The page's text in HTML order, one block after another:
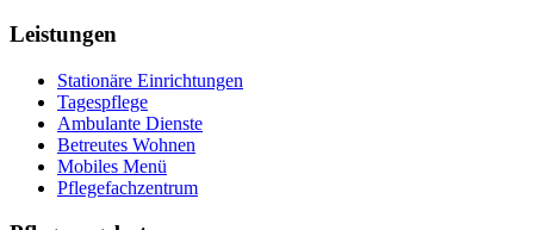
Leistungen
Stationäre Einrichtungen
Tagespflege
Ambulante Dienste
Betreutes Wohnen
Mobiles Menü
Pflegefachzentrum